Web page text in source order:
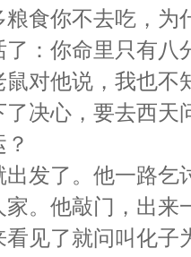
食你不去吃，
：你命里只有
对他说，我也不
心，要去西天
了。他一路乞
。他敲门，出
见了就问叫化